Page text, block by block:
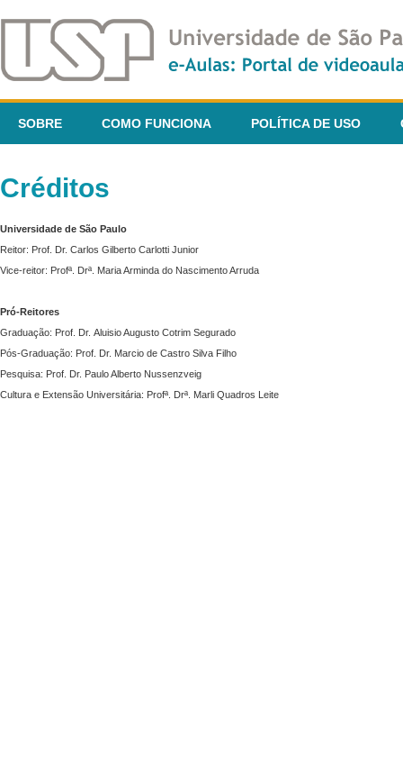
SOBRE COMO FUNCIONA POLÍTICA DE USO
Créditos
Universidade de São Paulo
Reitor: Prof. Dr. Carlos Gilberto Carlotti Junior
Vice-reitor: Profª. Drª. Maria Arminda do Nascimento Arruda
Pró-Reitores
Graduação: Prof. Dr. Aluisio Augusto Cotrim Segurado
Pós-Graduação: Prof. Dr. Marcio de Castro Silva Filho
Pesquisa: Prof. Dr. Paulo Alberto Nussenzveig
Cultura e Extensão Universitária: Profª. Drª. Marli Quadros Leite